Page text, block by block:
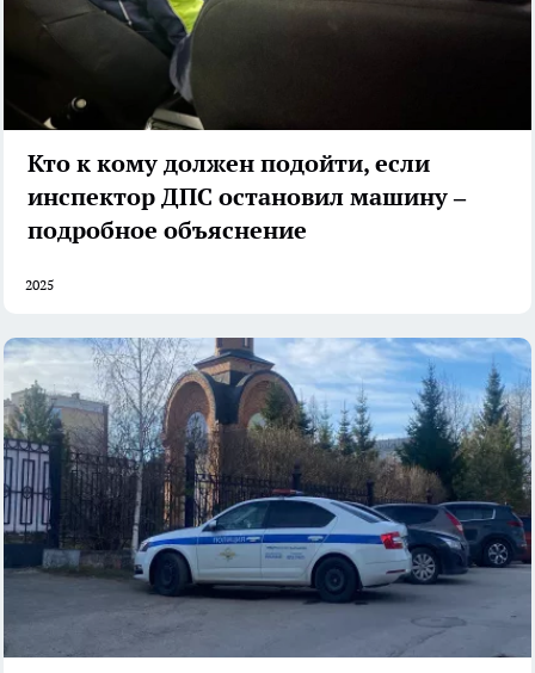
Кто к кому должен подойти, если
инспектор ДПС остановил машину –
подробное объяснение
2025